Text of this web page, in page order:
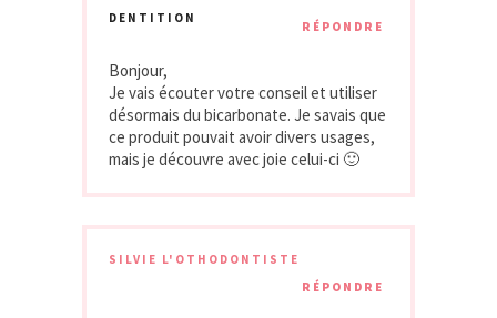
DENTITION
RÉPONDRE
Bonjour,
Je vais écouter votre conseil et utiliser
désormais du bicarbonate. Je savais que
ce produit pouvait avoir divers usages,
mais je découvre avec joie celui-ci 🙂
SILVIE L'OTHODONTISTE
RÉPONDRE